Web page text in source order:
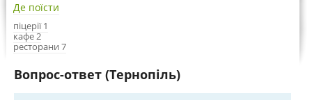
Де поїсти
піцерії 1
кафе 2
ресторани 7
Вопрос-ответ (Тернопіль)